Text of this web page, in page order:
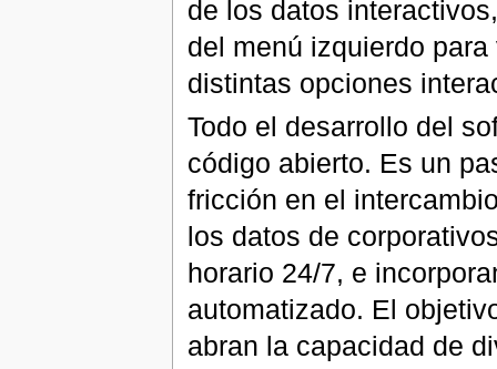
de los datos
del menú izquierdo
distintas opciones
Todo el desarrollo del
código abierto. Es un
fricción en el
los datos de
horario 24/7, e
automatizado. El
abran la capacidad de